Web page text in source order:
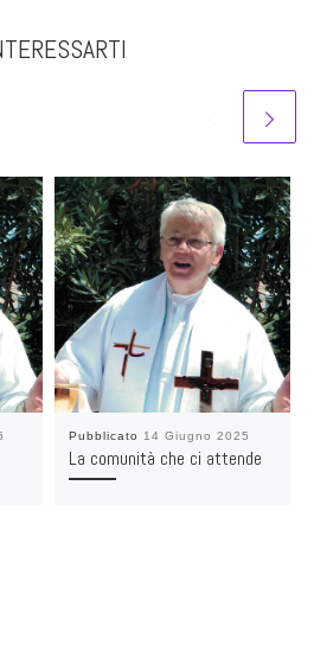
Pubblicato 14 Giugno 2025
La comunità che ci attende